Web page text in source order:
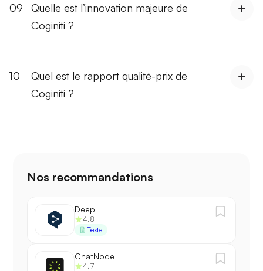
09
Quelle est l’innovation majeure de
Coginiti ?
10
Quel est le rapport qualité-prix de
Coginiti ?
Nos recommandations
DeepL
4.8
Texte
ChatNode
4.7